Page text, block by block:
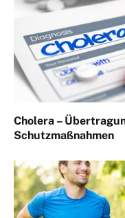
Cholera –
Schutzmaßnahmen